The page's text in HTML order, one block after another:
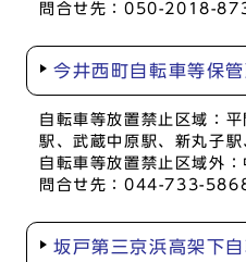
問合せ先：050-2018-
今井西町自転車等保
自転車等放置禁止区域：
駅、武蔵中原駅、新丸子
自転車等放置禁止区域外
問合せ先：044-733-
坂戸第三京浜高架下